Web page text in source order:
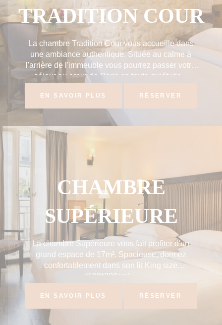
TRADITION COUR
La chambre Tradition Cour vous accueille dans
une ambiance authentique. Située au calme à
l'arrière de l'immeuble vous pourrez passer votre
séjour au cœur de Paris en toute quiétude...
EN SAVOIR PLUS RÉSERVER
CHAMBRE
SUPÉRIEURE
La chambre Supérieure vous fait profiter d'un
grand espace de 17m². Spacieuse, dormez
confortablement dans son lit King size
(180*200cm)...
EN SAVOIR PLUS RÉSERVER